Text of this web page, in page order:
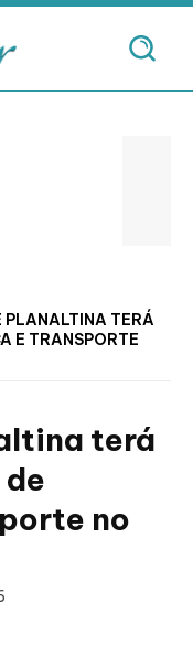
PLANALTINA TERÁ
E TRANSPORTE
terá
no